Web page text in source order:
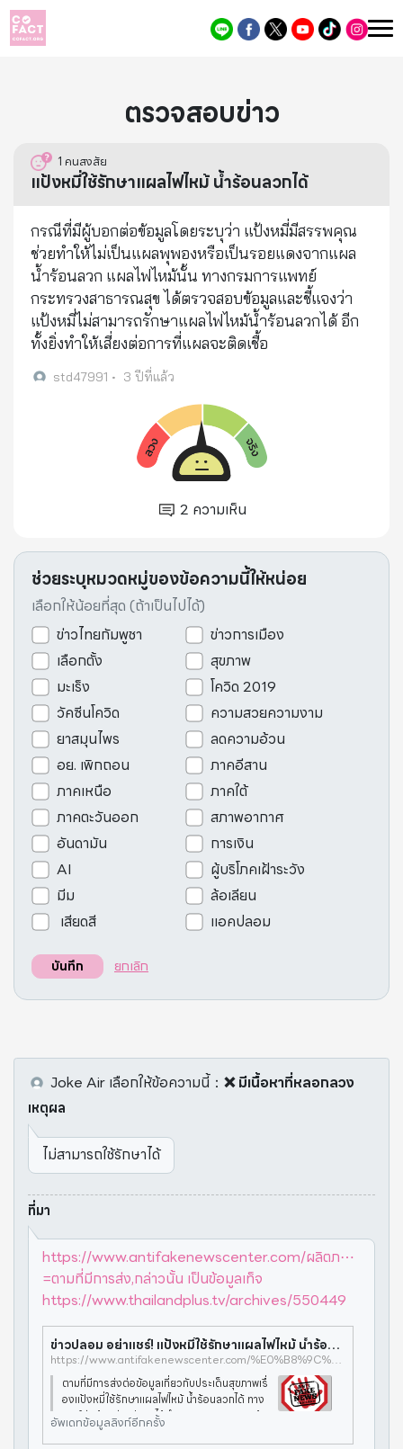
ตรวจสอบข่าว
1 คนสงสัย
แป้งหมี่ใช้รักษาแผลไฟไหม้ น้ำร้อนลวกได้
กรณีที่มีผู้บอกต่อข้อมูลโดยระบุว่า แป้งหมี่มีสรรพคุณ
ช่วยทำให้ไม่เป็นแผลพุพองหรือเป็นรอยแดงจากแผล
น้ำร้อนลวก แผลไฟไหม้นั้น ทางกรมการแพทย์
กระทรวงสาธารณสุข ได้ตรวจสอบข้อมูลและชี้แจงว่า
แป้งหมี่ไม่สามารถรักษาแผลไฟไหม้น้ำร้อนลวกได้ อีก
ทั้งยิ่งทำให้เสี่ยงต่อการที่แผลจะติดเชื้อ
std47991 • 3 ปีที่แล้ว
2 ความเห็น
ช่วยระบุหมวดหมู่ของข้อความนี้ให้หน่อย
เลือกให้น้อยที่สุด (ถ้าเป็นไปได้)
ข่าวไทยกัมพูชา
ข่าวการเมือง
เลือกตั้ง
สุขภาพ
มะเร็ง
โควิด 2019
วัคซีนโควิด
ความสวยความงาม
ยาสมุนไพร
ลดความอ้วน
อย. เพิกถอน
ภาคอีสาน
ภาคเหนือ
ภาคใต้
ภาคตะวันออก
สภาพอากาศ
อันดามัน
การเงิน
AI
ผู้บริโภคเฝ้าระวัง
มีม
ล้อเลียน
เสียดสี
แอคปลอม
บันทึก ยกเลิก
Joke Air เลือกให้ข้อความนี้： ❌ มีเนื้อหาที่หลอกลวง
เหตุผล
ไม่สามารถใช้รักษาได้
ที่มา
https://www.antifakenewscenter.com/ผลิตภ⋯
=ตามที่มีการส่ง,กล่าวนั้น เป็นข้อมูลเท็จ
https://www.thailandplus.tv/archives/550449
ข่าวปลอม อย่าแชร์! แป้งหมี่ใช้รักษาแผลไฟไหม้ น้ำร้อนลวกได้ | ศูนย์ต่อต้านข่าวปลอม
https://www.antifakenewscenter.com/%E0%B8%9C%E0%B8%A5%E0%B8%B4%E0%B8%95%E0%B8%A0%E0%B8%B1%E0%B8%93%E0%B8%91%E0%B9%8C%E0%B8%AA%E0%B8%B8%E0%B8%82%E0%B8%A0%E0%B8%B2%E0%B8%9E/%E0%B8%82%E0%B9%88%E0%B8%B2%E0%B8%A7%E0%B8%9B%E0%B8%A5%E0%B8%AD%E0%B8%A1-%E0%B8%AD%E0%B8%A2%E0%B9%88%E0%B8%B2%E0%B9%81%E0%B8%8A%E0%B8%A3%E0%B9%8C-%E0%B9%81%E0%B8%9B%E0%B9%89%E0%B8%87%E0%B8%AB-2/#:~:text=%E0%B8%95%E0%B8%B2%E0%B8%A1%E0%B8%97%E0%B8%B5%E0%B9%88%E0%B8%A1%E0%B8%B5%E0%B8%81%E0%B8%B2%E0%B8%A3%E0%B8%AA%E0%B9%88%E0%B8%87,%E0%B8%81%E0%B8%A5%E0%B9%88%E0%B8%B2%E0%B8%A7%E0%B8%99%E0%B8%B1%E0%B9%89%E0%B8%99%20%E0%B9%80%E0%B8%9B%E0%B9%87%E0%B8%99%E0%B8%82%E0%B9%89%E0%B8%AD%E0%B8%A1%E0%B8%B9%E0%B8%A5%E0%B9%80%E0%B8%97%E0%B9%87%E0%B8%88
ตามที่มีการส่งต่อข้อมูลเกี่ยวกับประเด็นสุขภาพเรื่
องแป้งหมี่ใช้รักษาแผลไฟไหม้ น้ำร้อนลวกได้ ทาง
ศูนย์ต่อต้านข่าวปลอมได้ดำเนินการตรวจสอบข้อ
เท็จจริงโดยกรมการแพทย์ กระทรวงสาธารณสุ
อัพเดทข้อมูลลิงก์อีกครั้ง